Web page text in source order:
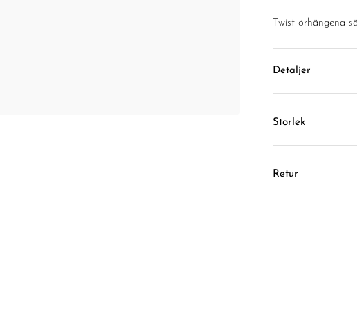
Twist örhängena
Detaljer
Storlek
Retur